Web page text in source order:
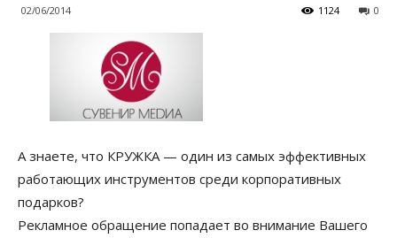
02/06/2014 0
1124
А знаете, что КРУЖКА — один из самых эффективных
работающих инструментов среди корпоративных
подарков?
Рекламное обращение попадает во внимание Вашего